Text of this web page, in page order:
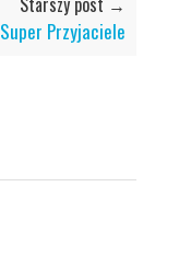
Przyjaciele